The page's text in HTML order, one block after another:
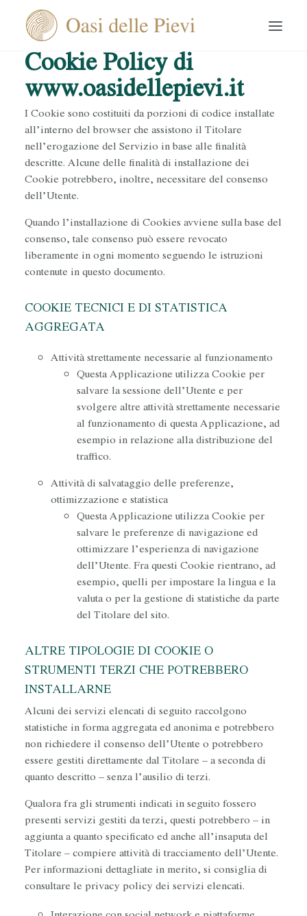
Cookie Policy di
www.oasidellepievi.it
I Cookie sono costituiti da porzioni di codice installate
all’interno del browser che assistono il Titolare
nell’erogazione del Servizio in base alle finalità
descritte. Alcune delle finalità di installazione dei
Cookie potrebbero, inoltre, necessitare del consenso
dell’Utente.
Quando l’installazione di Cookies avviene sulla base del
consenso, tale consenso può essere revocato
liberamente in ogni momento seguendo le istruzioni
contenute in questo documento.
COOKIE TECNICI E DI STATISTICA
AGGREGATA
Attività strettamente necessarie al funzionamento
Questa Applicazione utilizza Cookie per
salvare la sessione dell’Utente e per
svolgere altre attività strettamente necessarie
al funzionamento di questa Applicazione, ad
esempio in relazione alla distribuzione del
traffico.
Attività di salvataggio delle preferenze,
ottimizzazione e statistica
Questa Applicazione utilizza Cookie per
salvare le preferenze di navigazione ed
ottimizzare l’esperienza di navigazione
dell’Utente. Fra questi Cookie rientrano, ad
esempio, quelli per impostare la lingua e la
valuta o per la gestione di statistiche da parte
del Titolare del sito.
ALTRE TIPOLOGIE DI COOKIE O
STRUMENTI TERZI CHE POTREBBERO
INSTALLARNE
Alcuni dei servizi elencati di seguito raccolgono
statistiche in forma aggregata ed anonima e potrebbero
non richiedere il consenso dell’Utente o potrebbero
essere gestiti direttamente dal Titolare – a seconda di
quanto descritto – senza l’ausilio di terzi.
Qualora fra gli strumenti indicati in seguito fossero
presenti servizi gestiti da terzi, questi potrebbero – in
aggiunta a quanto specificato ed anche all’insaputa del
Titolare – compiere attività di tracciamento dell’Utente.
Per informazioni dettagliate in merito, si consiglia di
consultare le privacy policy dei servizi elencati.